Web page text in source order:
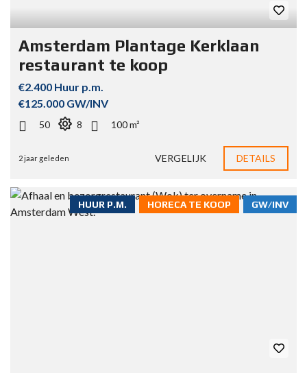
Amsterdam Plantage Kerklaan
restaurant te koop
€2.400 Huur p.m.
€125.000 GW/INV
50 8 100 m²
2 jaar geleden VERGELIJK DETAILS
GW/INV
HORECA TE KOOP
HUUR P.M.